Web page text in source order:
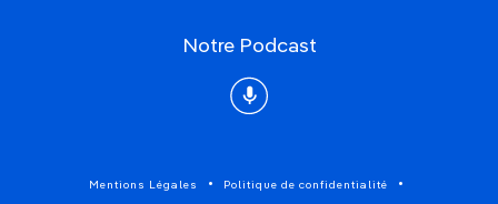
Notre Podcast
Podcast
Mentions Légales Politique de confidentialité